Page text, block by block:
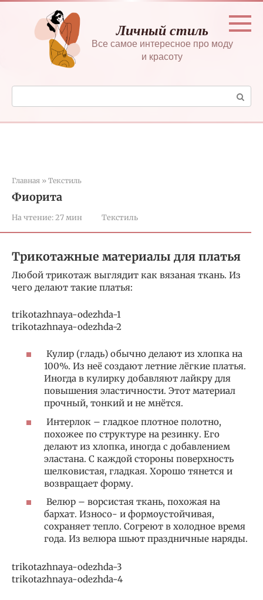
Перейти
контенту
Личный стиль
Все самое интересное про моду
и красоту
Поиск:
Главная » Текстиль
Фиорита
На чтение: 27 мин Текстиль
Трикотажные материалы для платья
Любой трикотаж выглядит как вязаная ткань. Из
чего делают такие платья:
trikotazhnaya-odezhda-1
trikotazhnaya-odezhda-2
Кулир (гладь) обычно делают из хлопка на
100%. Из неё создают летние лёгкие платья.
Иногда в кулирку добавляют лайкру для
повышения эластичности. Этот материал
прочный, тонкий и не мнётся.
Интерлок – гладкое плотное полотно,
похожее по структуре на резинку. Его
делают из хлопка, иногда с добавлением
эластана. С каждой стороны поверхность
шелковистая, гладкая. Хорошо тянется и
возвращает форму.
Велюр – ворсистая ткань, похожая на
бархат. Износо- и формоустойчивая,
сохраняет тепло. Согреют в холодное время
года. Из велюра шьют праздничные наряды.
trikotazhnaya-odezhda-3
trikotazhnaya-odezhda-4